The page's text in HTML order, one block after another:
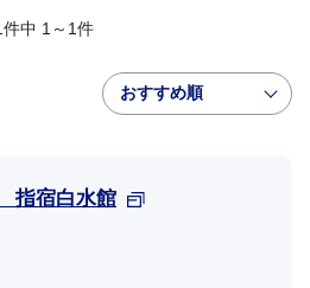
件中 1～1件
おすすめ順
宿白水館